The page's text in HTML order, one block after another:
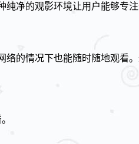
净的观影环境让用户能够专
的情况下也能随时随地观看